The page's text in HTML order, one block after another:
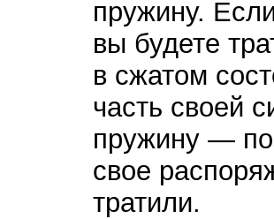
пружину.
вы будете
в сжатом
часть своей
пружину —
свое
тратили.